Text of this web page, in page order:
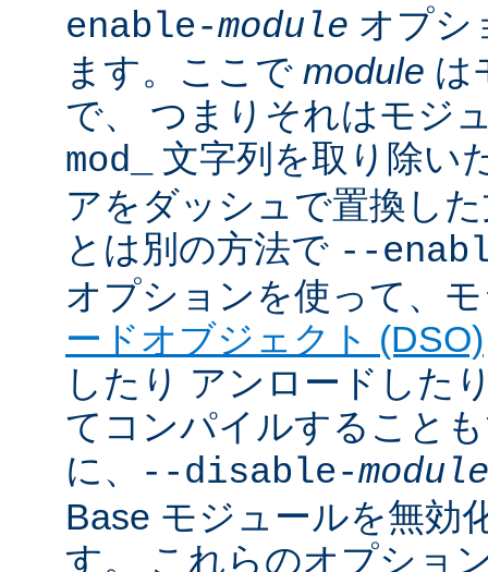
enable-module オプシ
ます。ここで module は
で、 つまりそれはモジ
mod_
文字列を取り除い
アをダッシュで置換し
とは別の方法で --
オプションを使って、
ードオブジェクト (DSO)
したり アンロードした
てコンパイルすること
に、
--disable-module
Base モジュールを無効
す。 これらのオプショ